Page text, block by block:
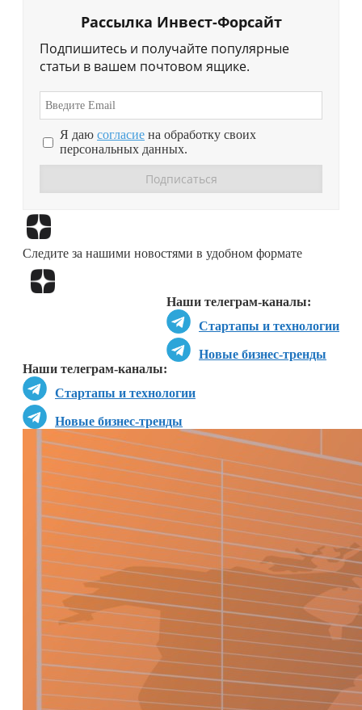
Рассылка Инвест-Форсайт
Подпишитесь и получайте популярные
статьи в вашем почтовом ящике.
Я даю согласие на обработку своих
персональных данных.
Следите за нашими новостями в удобном формате
Наши телеграм-каналы:
Стартапы и технологии
Новые бизнес-тренды
Наши телеграм-каналы:
Стартапы и технологии
Новые бизнес-тренды